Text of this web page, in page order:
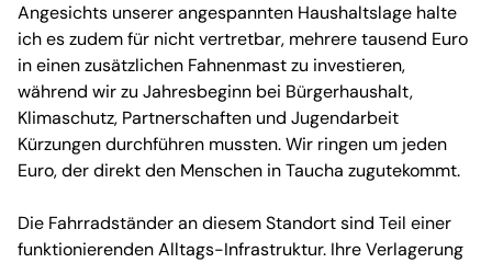
Angesichts unserer angespannten Haushaltslage halte
ich es zudem für nicht vertretbar, mehrere tausend Euro
in einen zusätzlichen Fahnenmast zu investieren,
während wir zu Jahresbeginn bei Bürgerhaushalt,
Klimaschutz, Partnerschaften und Jugendarbeit
Kürzungen durchführen mussten. Wir ringen um jeden
Euro, der direkt den Menschen in Taucha zugutekommt.
Die Fahrradständer an diesem Standort sind Teil einer
funktionierenden Alltags-Infrastruktur. Ihre Verlagerung